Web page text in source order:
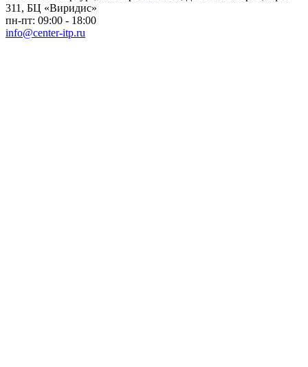
311, БЦ «Виридис»
пн-пт: 09:00 - 18:00
info@center-itp.ru